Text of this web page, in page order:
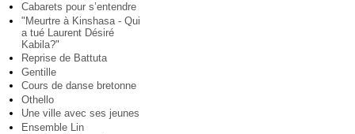
Cabarets pour s’entendre
"Meurtre à Kinshasa - Qui
a tué Laurent Désiré
Kabila?"
Reprise de Battuta
Gentille
Cours de danse bretonne
Othello
Une ville avec ses jeunes
Ensemble Lin